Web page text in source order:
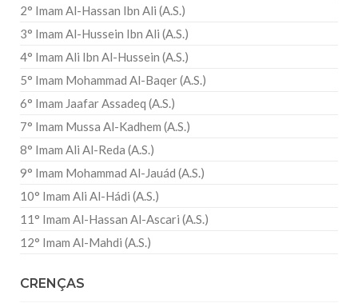
2° Imam Al-Hassan Ibn Ali (A.S.)
3° Imam Al-Hussein Ibn Ali (A.S.)
4° Imam Ali Ibn Al-Hussein (A.S.)
5° Imam Mohammad Al-Baqer (A.S.)
6° Imam Jaafar Assadeq (A.S.)
7° Imam Mussa Al-Kadhem (A.S.)
8° Imam Ali Al-Reda (A.S.)
9° Imam Mohammad Al-Jauád (A.S.)
10° Imam Ali Al-Hádi (A.S.)
11° Imam Al-Hassan Al-Ascari (A.S.)
12° Imam Al-Mahdi (A.S.)
CRENÇAS